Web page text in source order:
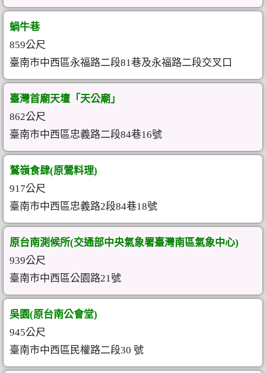
蝸牛巷
859公尺
臺南市中西區永福路二段81巷及永福路二段交叉口
臺灣首廟天壇「天公廟」
862公尺
臺南市中西區忠義路二段84巷16號
鷲嶺食肆(原鶯料理)
917公尺
臺南市中西區忠義路2段84巷18號
原台南測候所(交通部中央氣象署臺灣南區氣象中心)
939公尺
臺南市中西區公園路21號
吳園(原台南公會堂)
945公尺
臺南市中西區民權路二段30 號